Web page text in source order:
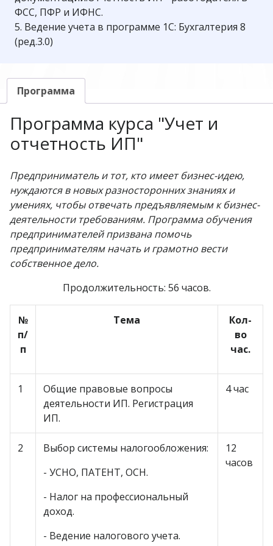
ФСС, ПФР и ИФНС.
5. Ведение учета в программе 1С: Бухгалтерия 8
(ред.3.0)
Программа
Программа курса "Учет и
отчетность ИП"
Предприниматель и тот, кто имеет бизнес-идею,
нуждаются в новых разносторонних знаниях и
умениях, чтобы отвечать предъявляемым к бизнес-
деятельности требованиям. Программа обучения
предпринимателей призвана помочь
предпринимателям начать и грамотно вести
собственное дело.
Продолжительность: 56 часов.
№
п/
п
Тема
Кол-
во
час.
1
Общие правовые вопросы
деятельности ИП. Регистрация
ИП.
4 час
2
Выбор системы налогообложения:
- УСНО, ПАТЕНТ, ОСН.
- Налог на профессиональный
доход.
- Ведение налогового учета.
12
часов